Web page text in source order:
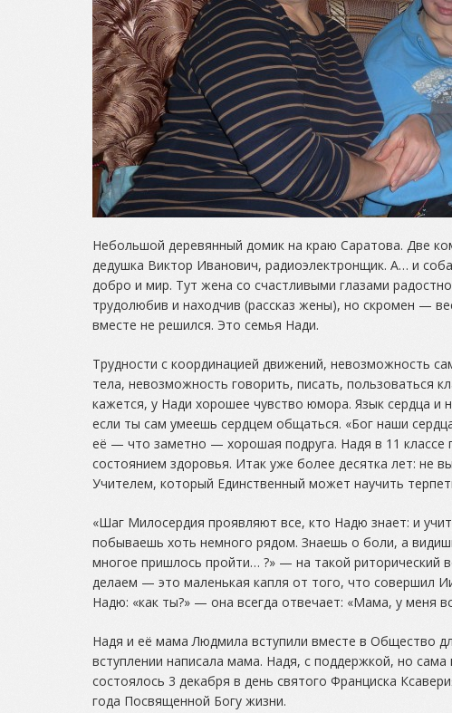
Небольшой деревянный домик на краю Саратова. Две
дедушка Виктор Иванович, радиоэлектронщик. А… и
добро и мир. Тут жена со счастливыми глазами
трудолюбив и находчив (рассказ жены), но скромен —
вместе не решился. Это семья Нади.
Трудности с координацией движений, невозможность
тела, невозможность говорить, писать, пользоваться
кажется, у Нади хорошее чувство юмора. Язык сердца
если ты сам умеешь сердцем общаться. «Бог наши
её — что заметно — хорошая подруга. Надя в 11 классе
состоянием здоровья. Итак уже более десятка лет: не
Учителем, который Единственный может научить
«Шаг Милосердия проявляют все, кто Надю знает: и
побываешь хоть немного рядом. Знаешь о боли, а
многое пришлось пройти… ?» — на такой
делаем — это маленькая капля от того, что совершил
Надю: «как ты?» — она всегда отвечает: «Мама, у меня
Надя и её мама Людмила вступили вместе в Общество
вступлении написала мама. Надя, с поддержкой, но сама
состоялось 3 декабря в день святого Франциска
года Посвященной Богу жизни.